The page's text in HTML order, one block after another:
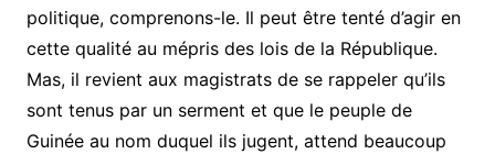
politique, comprenons-le. Il peut être tenté d’agir en
cette qualité au mépris des lois de la République.
Mas, il revient aux magistrats de se rappeler qu’ils
sont tenus par un serment et que le peuple de
Guinée au nom duquel ils jugent, attend beaucoup